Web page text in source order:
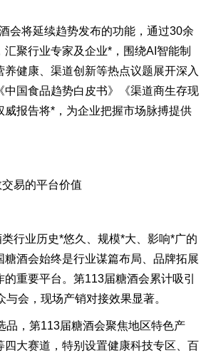
会将延续趋势发布的功能，通过30余
聚行业专家及企业*，围绕AI智能制
健康、渠道创新等热点议题展开深入
中国食品趋势白皮书》《渠道商生存现
威报告将*，为企业把握市场脉搏提供
易的平台价值
行业历史*悠久、规模*大、影响*广的
糖酒会始终是行业谋篇布局、品牌拓展
重要平台。第113届糖酒会累计吸引
与会，现场产销对接效果显著。
品，第113届糖酒会聚焦地区特色产
四大赛道，特别设置健康科技专区、百